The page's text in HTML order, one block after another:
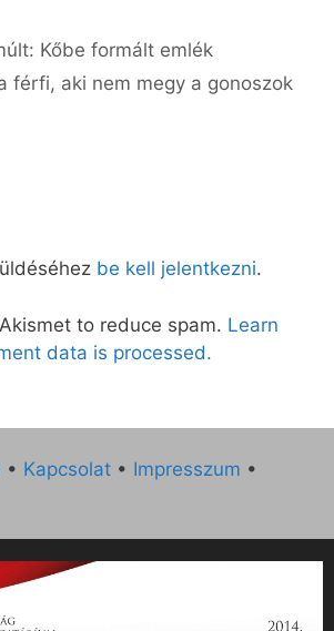
Kőbe formált emlék
férfi, aki nem megy a gonoszok
be kell jelentkezni.
to reduce spam. Learn
data is processed.
• Kapcsolat • Impresszum •